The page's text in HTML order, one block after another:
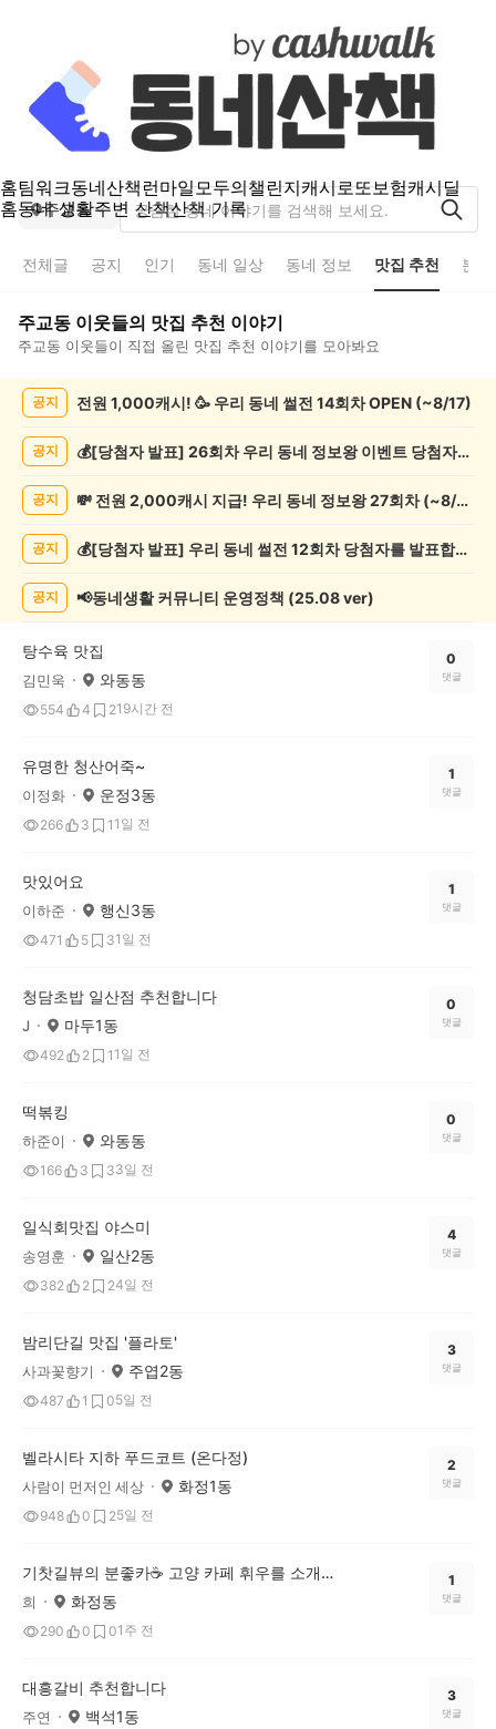
홈팀워크동네산책런마일모두의챌린지캐시로또보험캐시딜
홈동네 생활주변 산책산책 기록
주교동
전체글 공지 인기 동네 일상 동네 정보 맛집 추천 분
주교동 이웃들의 맛집 추천 이야기
주교동 이웃들이 직접 올린 맛집 추천 이야기를 모아봐요
록
공지 전원 1,000캐시! 🥳 우리 동네 썰전 14회차 OPEN (~8/17)
공지 💰[당첨자 발표] 26회차 우리 동네 정보왕 이벤트 당첨자를 발표합니다!
공지 💸 전원 2,000캐시 지급! 우리 동네 정보왕 27회차 (~8/10)
공지 💰[당첨자 발표] 우리 동네 썰전 12회차 당첨자를 발표합니다!
공지 📢동네생활 커뮤니티 운영정책 (25.08 ver)
탕수육 맛집
김민욱 와동동
554 4 219시간 전
0
댓글
유명한 청산어죽~
이정화 운정3동
266 3 1 1일 전
1
댓글
맛있어요
이하준 행신3동
471 5 31일 전
1
댓글
청담초밥 일산점 추천합니다
J 마두1동
492 2 1 1일 전
0
댓글
떡볶킹
하준이 와동동
166 3 33일 전
0
댓글
일식회맛집 야스미
송영훈 일산2동
382 2 24일 전
4
댓글
밤리단길 맛집 '플라토'
사과꽃향기 주엽2동
487 1 05일 전
3
댓글
벨라시타 지하 푸드코트 (온다정)
사람이 먼저인 세상 화정1동
948 0 25일 전
2
댓글
기찻길뷰의 분좋카☕ 고양 카페 휘우를 소개합니다.
희 화정동
290 0 01주 전
1
댓글
대흥갈비 추천합니다
주연 백석1동
3
댓글